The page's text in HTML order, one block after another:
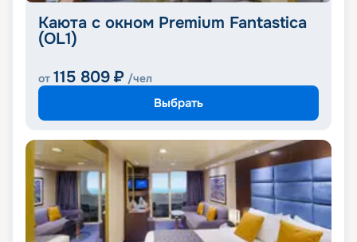
Каюта с окном Premium Fantastica
(OL1)
от 115 809 ₽ /чел
Выбрать